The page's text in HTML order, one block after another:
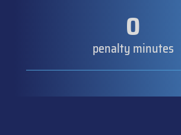
0
penalty minutes